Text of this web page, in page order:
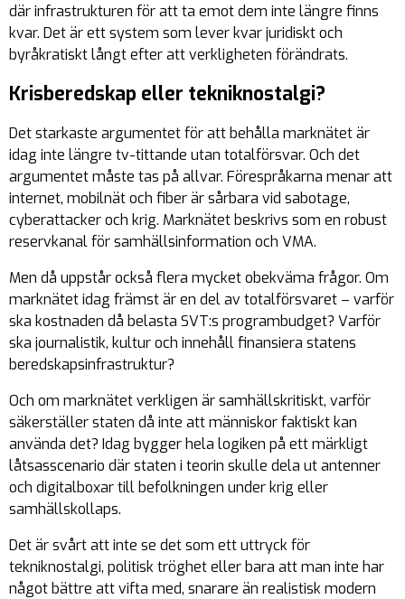
där infrastrukturen för att ta emot dem inte längre finns
kvar. Det är ett system som lever kvar juridiskt och
byråkratiskt långt efter att verkligheten förändrats.
Krisberedskap eller tekniknostalgi?
Det starkaste argumentet för att behålla marknätet är
idag inte längre tv-tittande utan totalförsvar. Och det
argumentet måste tas på allvar. Förespråkarna menar att
internet, mobilnät och fiber är sårbara vid sabotage,
cyberattacker och krig. Marknätet beskrivs som en robust
reservkanal för samhällsinformation och VMA.
Men då uppstår också flera mycket obekväma frågor. Om
marknätet idag främst är en del av totalförsvaret – varför
ska kostnaden då belasta SVT:s programbudget? Varför
ska journalistik, kultur och innehåll finansiera statens
beredskapsinfrastruktur?
Och om marknätet verkligen är samhällskritiskt, varför
säkerställer staten då inte att människor faktiskt kan
använda det? Idag bygger hela logiken på ett märkligt
låtsasscenario där staten i teorin skulle dela ut antenner
och digitalboxar till befolkningen under krig eller
samhällskollaps.
Det är svårt att inte se det som ett uttryck för
tekniknostalgi, politisk tröghet eller bara att man inte har
något bättre att vifta med, snarare än realistisk modern